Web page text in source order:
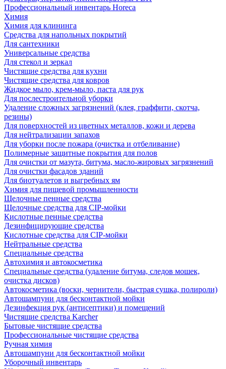
Профессиональный инвентарь Horeca
Химия
Химия для клининга
Средства для напольных покрытий
Для сантехники
Универсальные средства
Для стекол и зеркал
Чистящие средства для кухни
Чистящие средства для ковров
Жидкое мыло, крем-мыло, паста для рук
Для послестроительной уборки
Удаление сложных загрязнений (клея, граффити, скотча,
резины)
Для поверхностей из цветных металлов, кожи и дерева
Для нейтрализации запахов
Для уборки после пожара (очистка и отбеливание)
Полимерные защитные покрытия для полов
Для очистки от мазута, битума, масло-жировых загрязнений
Для очистки фасадов зданий
Для биотуалетов и выгребных ям
Химия для пищевой промышленности
Щелочные пенные средства
Щелочные средства для CIP-мойки
Кислотные пенные средства
Дезинфицирующие средства
Кислотные средства для CIP-мойки
Нейтральные средства
Специальные средства
Автохимия и автокосметика
Специальные средства (удаление битума, следов мошек,
очистка дисков)
Автокосметика (воски, чернители, быстрая сушка, полироли)
Автошампуни для бесконтактной мойки
Дезинфекция рук (антисептики) и помещений
Чистящие средства Karcher
Бытовые чистящие средства
Профессиональные чистящие средства
Ручная химия
Автошампуни для бесконтактной мойки
Уборочный инвентарь